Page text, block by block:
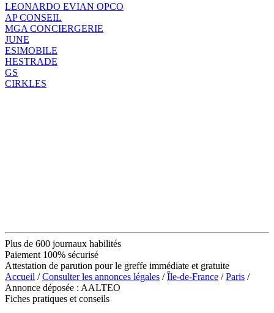
LEONARDO EVIAN OPCO
AP CONSEIL
MGA CONCIERGERIE
JUNE
ESIMOBILE
HESTRADE
GS
CIRKLES
Plus de 600 journaux habilités
Paiement 100% sécurisé
Attestation de parution pour le greffe immédiate et gratuite
Accueil /Consulter les annonces légales /Île-de-France /Paris /
Annonce déposée : AALTEO
Fiches pratiques et conseils